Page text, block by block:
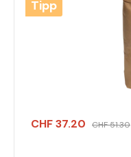
Tipp
CHF 37.20 CHF 51.30